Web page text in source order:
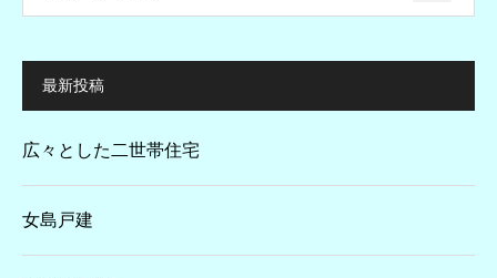
最新投稿
広々とした二世帯住宅
女島戸建